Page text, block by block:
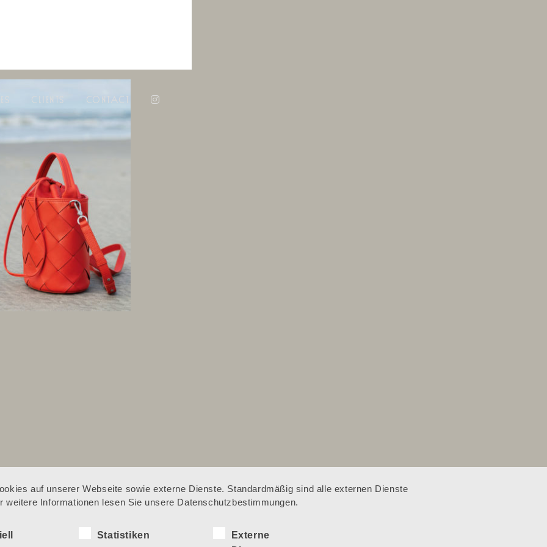
clients contact
auf unserer Webseite sowie externe Dienste. Standardmäßig sind alle externen Dienste
weitere Informationen lesen Sie unsere Datenschutzbestimmungen.
Statistiken
Externe